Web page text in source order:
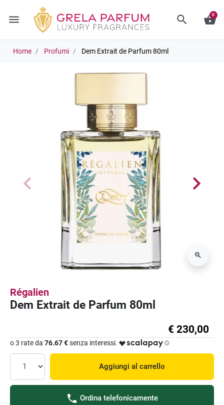
menu search shopping_basket
0
Home Profumi Dem Extrait de Parfum 80ml
Régalien
Dem Extrait de Parfum 80ml
€ 230,00
o 3 rate da 76.67 €senza interessi.
Aggiungi al carrello
Ordina telefonicamente